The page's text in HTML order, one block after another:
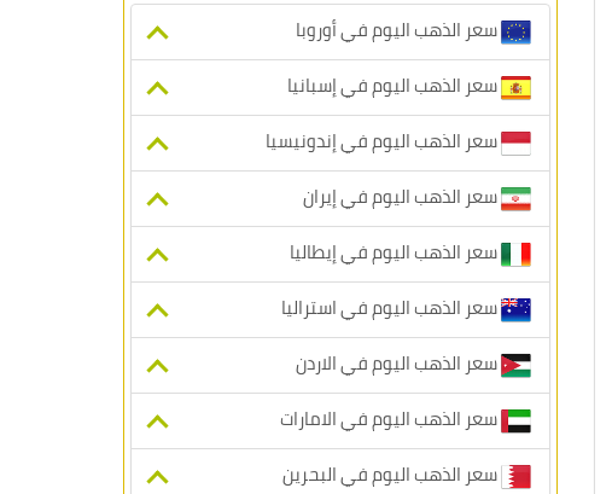
سعر الذهب اليوم في أوروبا
سعر الذهب اليوم في إسبانيا
سعر الذهب اليوم في إندونيسيا
سعر الذهب اليوم في إيران
سعر الذهب اليوم في إيطاليا
سعر الذهب اليوم في استراليا
سعر الذهب اليوم في الاردن
سعر الذهب اليوم في الامارات
سعر الذهب اليوم في البحرين